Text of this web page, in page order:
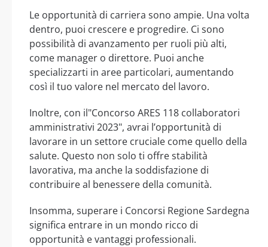
Le opportunità di carriera sono ampie. Una volta
dentro, puoi crescere e progredire. Ci sono
possibilità di avanzamento per ruoli più alti,
come manager o direttore. Puoi anche
specializzarti in aree particolari, aumentando
così il tuo valore nel mercato del lavoro.
Inoltre, con il"Concorso ARES 118 collaboratori
amministrativi 2023", avrai l’opportunità di
lavorare in un settore cruciale come quello della
salute. Questo non solo ti offre stabilità
lavorativa, ma anche la soddisfazione di
contribuire al benessere della comunità.
Insomma, superare i Concorsi Regione Sardegna
significa entrare in un mondo ricco di
opportunità e vantaggi professionali.